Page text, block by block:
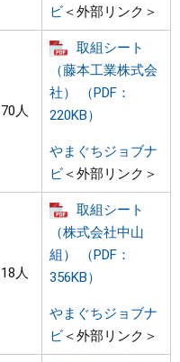
ビ＜外部リンク＞
70人
取組シート
（藤本工業株式会
社） （PDF：
220KB）
やまぐちジョブナ
ビ＜外部リンク＞
18人
取組シート
（株式会社中山
組） （PDF：
356KB）
やまぐちジョブナ
ビ＜外部リンク＞